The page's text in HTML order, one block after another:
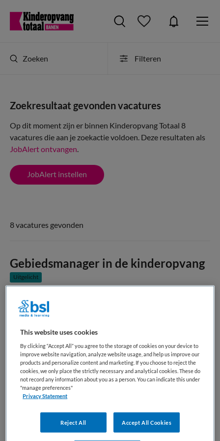
Zoeken Filteren
Zoekresultaat gevonden vacatures
Op dit moment zijn er binnen Kinderopvang Totaal 8
vacatures die aan je zoekactie voldoen. Deze resultaten als
JobAlert ontvangen.
JobAlert instellen
8 vacatures gevonden
Gebiedsmanager in de kinderopvang
Uitgelicht
KOM Kinderopvang
Parttime
Tijdelijk dienstverband
This website uses cookies
By clicking “Accept All” you agree to the storage of cookies on your device to
improve website navigation, analyze website usage, and help us improve our
products and personalize content and marketing. If you choose to reject the
cookies, we only place the strictly necessary and analytical cookies. These do
not record any information about you as a person. You can indicate this under
"manage preferences"
Privacy Statement
Reject All Accept All Cookies